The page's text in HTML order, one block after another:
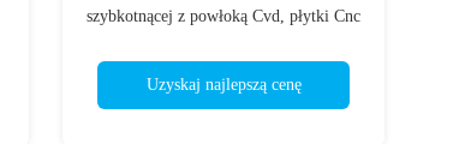
szybkotnącej z powłoką Cvd, płytki Cnc
Uzyskaj najlepszą cenę